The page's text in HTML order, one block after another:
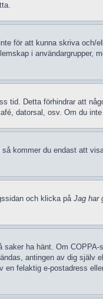
för att kunna skriva
i användargrupper,
tid. Detta förhindrar att
datorsal, osv. Om du
så kommer du endast att
och klicka på Jag har
ha hänt. Om
antingen av dig själv
felaktig e-postadress